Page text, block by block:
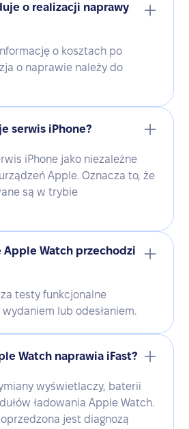
o realizacji naprawy
o kosztach po
o naprawie należy do
serwis iPhone?
iPhone jako niezależne
Apple. Oznacza to, że
są w trybie
Apple Watch przechodzi
testy funkcjonalne
lub odesłaniem.
Watch naprawia iFast?
wyświetlaczy, baterii
ładowania Apple Watch.
jest diagnozą